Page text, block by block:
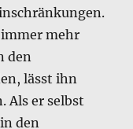
immer mehr
den
lässt ihn
Als er selbst
den